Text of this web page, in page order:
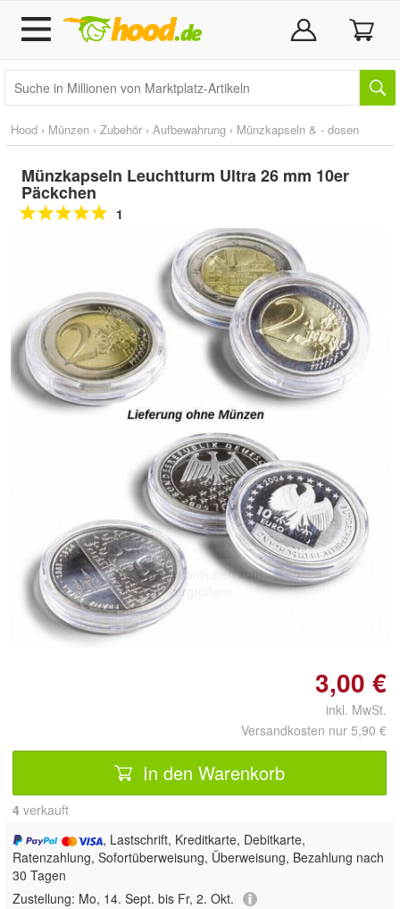
Hood › Münzen › Zubehör › Aufbewahrung › Münzkapseln & - dosen
Münzkapseln Leuchtturm Ultra 26 mm 10er
Päckchen
1
Doppelt antippen zum
vergrößern
3,00 €
inkl. MwSt.
Versandkosten nur 5,90 €
In den Warenkorb
4 verkauft
, Lastschrift, Kreditkarte, Debitkarte,
Ratenzahlung, Sofortüberweisung, Überweisung, Bezahlung nach
30 Tagen
Zustellung: Mo, 14. Sept. bis Fr, 2. Okt.